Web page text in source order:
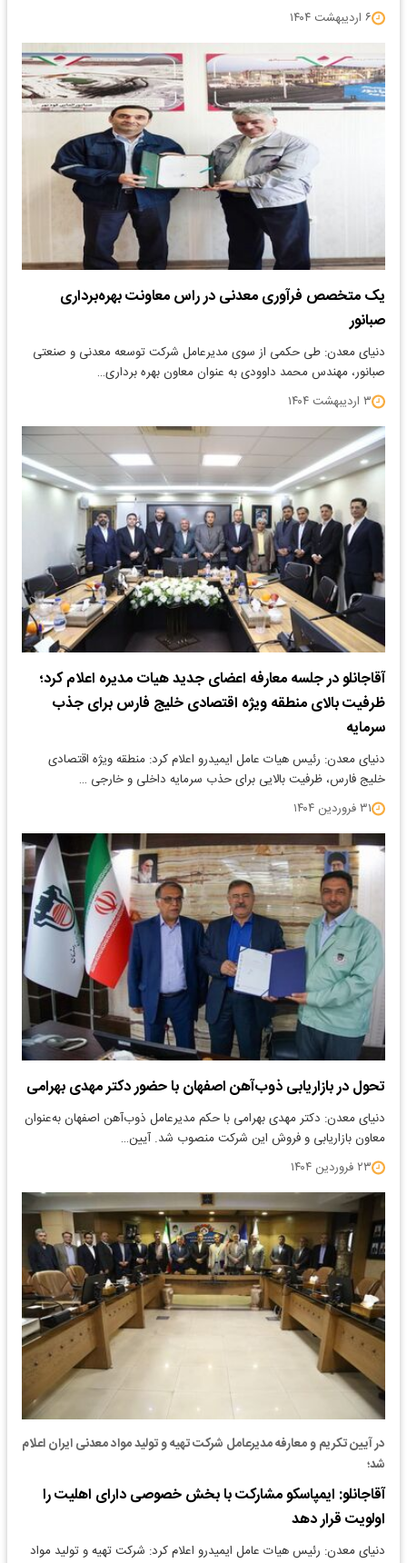
۶ اردیبهشت ۱۴۰۴
یک متخصص فرآوری معدنی در راس معاونت بهره‌برداری
صبانور
دنیای معدن: طی حکمی از سوی مدیرعامل شرکت توسعه معدنی و صنعتی
صبانور، مهندس محمد داوودی به عنوان معاون بهره برداری…
۳ اردیبهشت ۱۴۰۴
آقاجانلو در جلسه معارفه اعضای جدید هیات مدیره اعلام کرد؛
ظرفیت بالای منطقه ویژه اقتصادی خلیج فارس برای جذب
سرمایه
دنیای معدن: رئیس هیات عامل ایمیدرو اعلام کرد: منطقه ویژه اقتصادی
خلیج فارس، ظرفیت بالایی برای حذب سرمایه داخلی و خارجی …
۳۱ فروردین ۱۴۰۴
تحول در بازاریابی ذوب‌آهن اصفهان با حضور دکتر مهدی بهرامی
دنیای معدن: دکتر مهدی بهرامی با حکم مدیرعامل ذوب‌آهن اصفهان به‌عنوان
معاون بازاریابی و فروش این شرکت منصوب شد. آیین…
۲۳ فروردین ۱۴۰۴
در آیین تکریم و معارفه مدیرعامل شرکت تهیه و تولید مواد معدنی ایران اعلام
شد؛
آقاجانلو: ایمپاسکو مشارکت با بخش خصوصی دارای اهلیت را
اولویت قرار دهد
دنیای معدن: رئیس هیات عامل ایمیدرو اعلام کرد: شرکت تهیه و تولید مواد